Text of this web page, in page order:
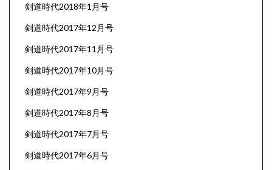
剣道時代2018年1月号
剣道時代2017年12月号
剣道時代2017年11月号
剣道時代2017年10月号
剣道時代2017年9月号
剣道時代2017年8月号
剣道時代2017年7月号
剣道時代2017年6月号